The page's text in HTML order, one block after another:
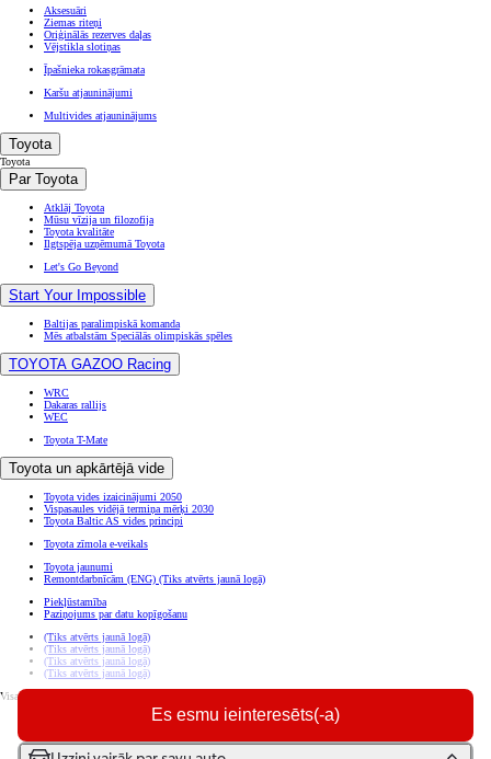
Es esmu ieinteresēts(-a)
Aksesuāri
Ziemas riteņi
Oriģinālās rezerves daļas
Vējstikla slotiņas
Īpašnieka rokasgrāmata
Karšu atjauninājumi
Multivides atjauninājums
Toyota
Toyota
Par Toyota
Atklāj Toyota
Mūsu vīzija un filozofija
Toyota kvalitāte
Ilgtspēja uzņēmumā Toyota
Let's Go Beyond
Start Your Impossible
Baltijas paralimpiskā komanda
Mēs atbalstām Speciālās olimpiskās spēles
TOYOTA GAZOO Racing
WRC
Dakaras rallijs
WEC
Toyota T-Mate
Toyota un apkārtējā vide
Toyota vides izaicinājumi 2050
Vispasaules vidējā termiņa mērķi 2030
Toyota Baltic AS vides principi
Toyota zīmola e-veikals
Toyota jaunumi
Remontdarbnīcām (ENG) (Tiks atvērts jaunā logā)
Piekļūstamība
Paziņojums par datu kopīgošanu
(Tiks atvērts jaunā logā)
(Tiks atvērts jaunā logā)
(Tiks atvērts jaunā logā)
(Tiks atvērts jaunā logā)
Visas tiesības aizsargātas. © Toyota 2026
Privātuma politika